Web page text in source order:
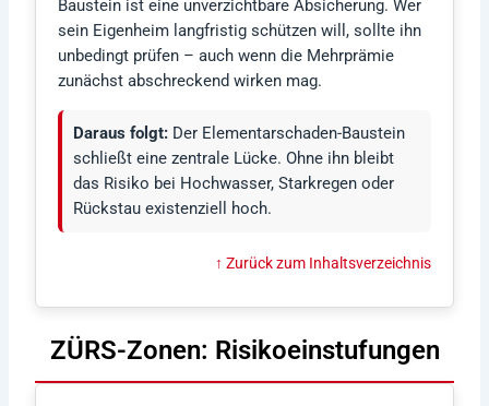
Baustein ist eine unverzichtbare Absicherung. Wer
sein Eigenheim langfristig schützen will, sollte ihn
unbedingt prüfen – auch wenn die Mehrprämie
zunächst abschreckend wirken mag.
Daraus folgt: Der Elementarschaden-Baustein
schließt eine zentrale Lücke. Ohne ihn bleibt
das Risiko bei Hochwasser, Starkregen oder
Rückstau existenziell hoch.
↑ Zurück zum Inhaltsverzeichnis
ZÜRS-Zonen: Risikoeinstufungen